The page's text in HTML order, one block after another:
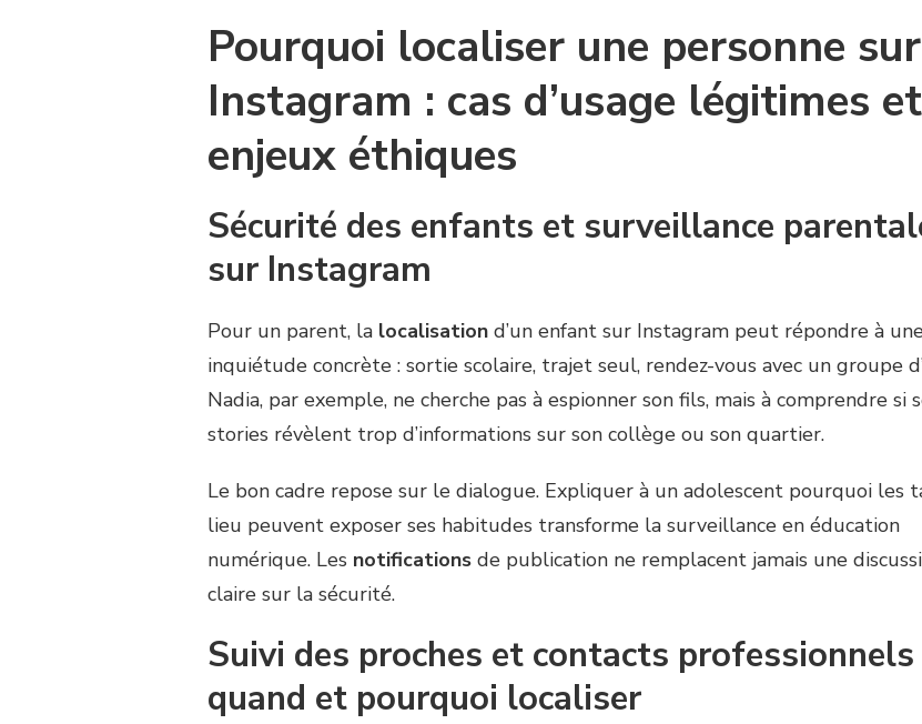
Pourquoi localiser une personne sur
Instagram : cas d’usage légitimes et
enjeux éthiques
Sécurité des enfants et surveillance
sur Instagram
Pour un parent, la localisation d’un enfant sur Instagram peut répondre à
inquiétude concrète : sortie scolaire, trajet seul, rendez-vous avec un groupe
Nadia, par exemple, ne cherche pas à espionner son fils, mais à comprendre si
stories révèlent trop d’informations sur son collège ou son quartier.
Le bon cadre repose sur le dialogue. Expliquer à un adolescent pourquoi les
lieu peuvent exposer ses habitudes transforme la surveillance en éducation
numérique. Les notifications de publication ne remplacent jamais une
claire sur la sécurité.
Suivi des proches et contacts professionnels
quand et pourquoi localiser